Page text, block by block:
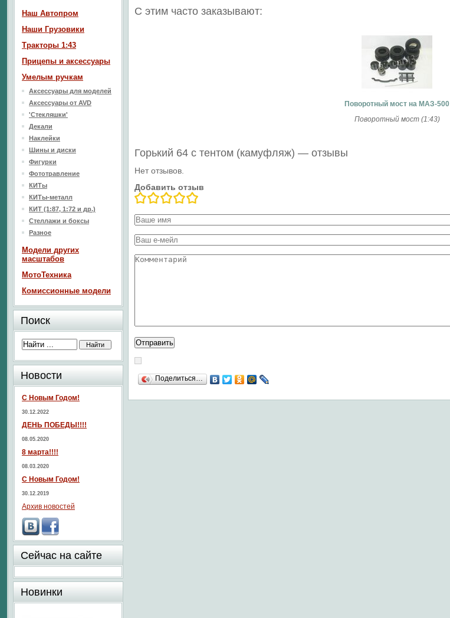
С этим часто заказывают:
Поворотный мост на МАЗ-500
Поворотный мост (1:43)
Горький 64 с тентом (камуфляж) — отзывы
Нет отзывов.
Добавить отзыв
Поделиться…
Наш Aвтопром
Наши Грузовики
Тракторы 1:43
Прицепы и аксессуары
Умелым ручкам
Аксессуары для моделей
Аксессуары от AVD
'Стекляшки'
Декали
Наклейки
Шины и диски
Фигурки
Фототравление
КИТы
КИТы-металл
КИТ (1:87, 1:72 и др.)
Стеллажи и боксы
Разное
Модели других
масштабов
МотоТехника
Комиссионные модели
Поиск
Новости
С Новым Годом!
30.12.2022
ДЕНЬ ПОБЕДЫ!!!!
08.05.2020
8 марта!!!!
08.03.2020
С Новым Годом!
30.12.2019
Архив новостей
Сейчас на сайте
Новинки